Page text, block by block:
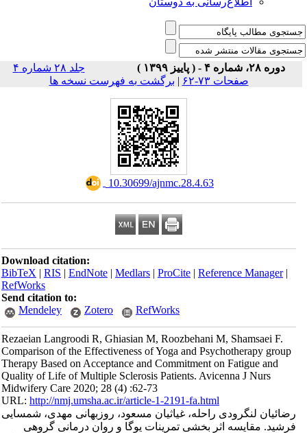
برگشت به فهرست نسخه ها
‎ 10.30699/ajnmc.28.4.63
BibTeX|RIS| EndNote |Medlars|ProCite|
Mendeley
Zotero
Rezaeian Langroodi R, Ghiasian M, Roozbehani
Comparison of the Effectiveness of Yoga and
Therapy Based on Acceptance and Commitment
Quality of Life of Multiple Sclerosis Patients.
Midwifery Care 2020; 28 (4) :62-73
URL:http://nmj.umsha.ac.ir/article-1-2191-fa.html
غیاثیان مسعود، روزبهانی مهدی، شمسایی
بخشی تمرینات یوگا و روان ‌درمانی گروهی